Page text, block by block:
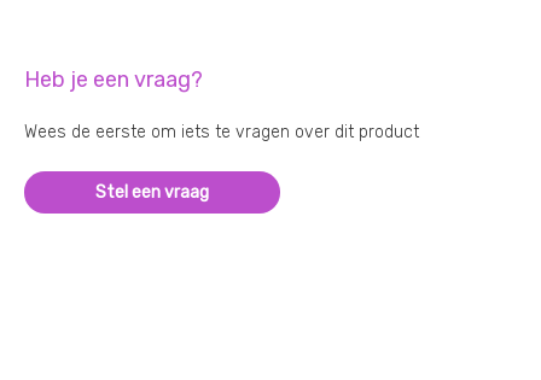
Heb je een vraag?
Wees de eerste om iets te vragen over dit product
Stel een vraag